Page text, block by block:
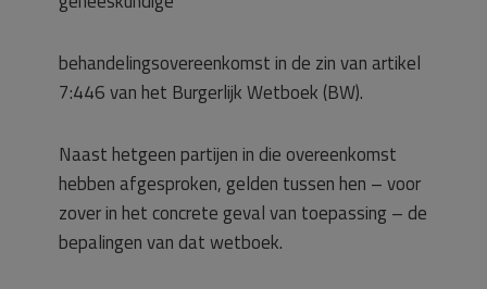
behandelingsovereenkomst in de zin van artikel
7:446 van het Burgerlijk Wetboek (BW).
Naast hetgeen partijen in die overeenkomst
hebben afgesproken, gelden tussen hen – voor
zover in het concrete geval van toepassing – de
bepalingen van dat wetboek.